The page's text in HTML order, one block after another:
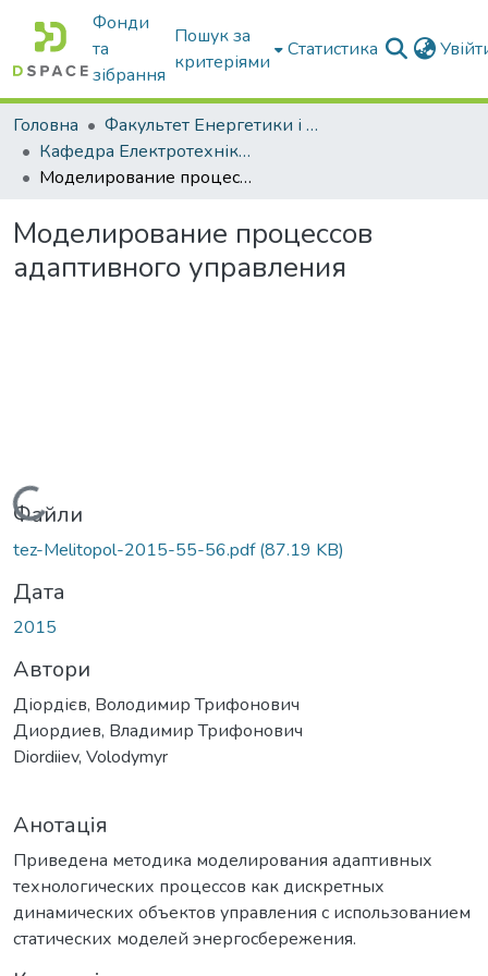
Фонди
та
зібрання
Пошук за
критеріями
Статистика
Головна
Факультет Енергетики і комп'ютерних технологій
Кафедра Електротехніки і електромеханіки ім. проф. В.В. Овчарова
Моделирование процессов адаптивного управления
Моделирование процессов
адаптивного управления
Вантажиться...
Файли
tez-Melitopol-2015-55-56.pdf(87.19 KB)
Дата
2015
Автори
Діордієв, Володимир Трифонович
Диордиев, Владимир Трифонович
Diordiiev, Volodymyr
Анотація
Приведена методика моделирования адаптивных
технологических процессов как дискретных
динамических объектов управления с использованием
статических моделей энергосбережения.